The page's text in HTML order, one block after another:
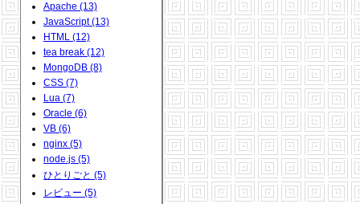
Apache (13)
JavaScript (13)
HTML (12)
tea break (12)
MongoDB (8)
CSS (7)
Lua (7)
Oracle (6)
VB (6)
nginx (5)
node.js (5)
ひとりごと (5)
レビュー (5)